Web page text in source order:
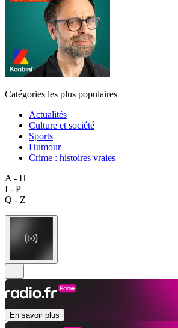
Catégories les plus populaires
Actualités
Culture et société
Sports
Humour
Crime : histoires vraies
A - H
I - P
Q - Z
En savoir plus